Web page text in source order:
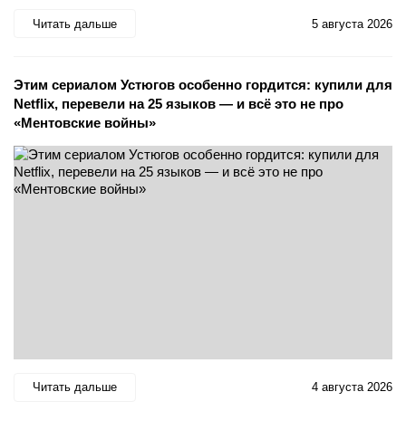
Читать дальше 5 августа 2026
Этим сериалом Устюгов особенно гордится: купили для
Netflix, перевели на 25 языков — и всё это не про
«Ментовские войны»
Читать дальше 4 августа 2026